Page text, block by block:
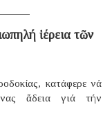
ἱέρεια τῶν
κατάφερε νά
ἄδεια γιά τήν